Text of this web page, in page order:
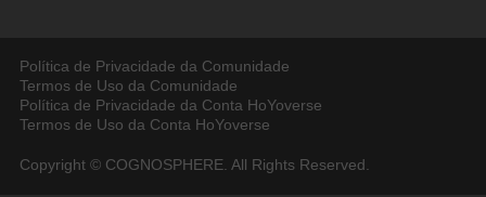
Política de Privacidade da Comunidade
Termos de Uso da Comunidade
Política de Privacidade da Conta HoYoverse
Termos de Uso da Conta HoYoverse
Copyright © COGNOSPHERE. All Rights Reserved.